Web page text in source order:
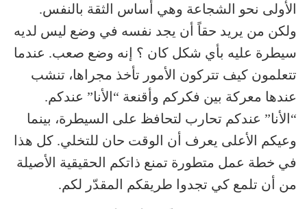
الأولى نحو الشجاعة وهي أساس الثقة بالنفس.
ولكن من يريد حقاً أن يجد نفسه في وضع ليس لديه
سيطرة عليه بأي شكل كان ؟ إنه وضع صعب. عندما
تتعلمون كيف تتركون الأمور تأخذ مجراها، تنشب
عندها معركة بين فكركم وأقنعة “الأنا” عندكم.
“الأنا” عندكم تحارب لتحافظ على السيطرة، بينما
وعيكم الأعلى يعرف أن الوقت حان للتخلي. كل هذا
في خطة عمل متطورة تمنع ذاتكم الحقيقية الأصيلة
من أن تلمع كي تجدوا طريقكم المقدّر لكم.